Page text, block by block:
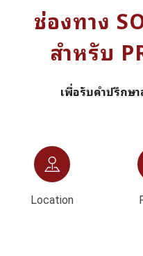
ช่องทาง
สำหรับ
เพื่อรับคำปรึกษ
Location